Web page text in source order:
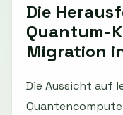
Die
Quantum-
Migration
Die Aussicht auf